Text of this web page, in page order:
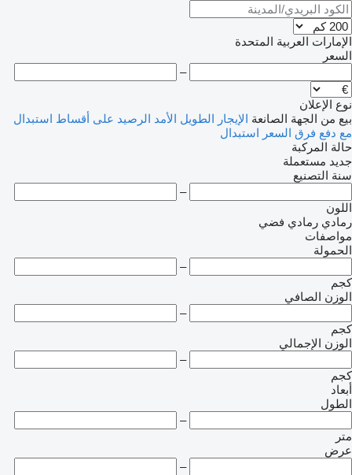
الإمارات العربية المتحدة
السعر
–
نوع الإعلان
بيع من الجهة الصانعة الإيجار الطويل الأمد الرصيد على أقساط استبدال
مع دفع فرق السعر استبدال
حالة المركبة
جديد مستعملة
سنة التصنيع
–
اللون
رمادي رمادي فضي
مواصفات
الحمولة
–
كجم
الوزن الصافي
–
كجم
الوزن الإجمالي
–
كجم
أبعاد
الطول
–
متر
عرض
–